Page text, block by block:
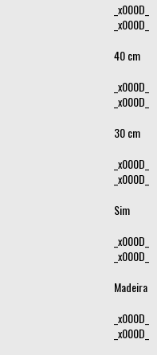
_x000D_
_x000D_
40 cm
_x000D_
_x000D_
30 cm
_x000D_
_x000D_
Sim
_x000D_
_x000D_
Madeira
_x000D_
_x000D_